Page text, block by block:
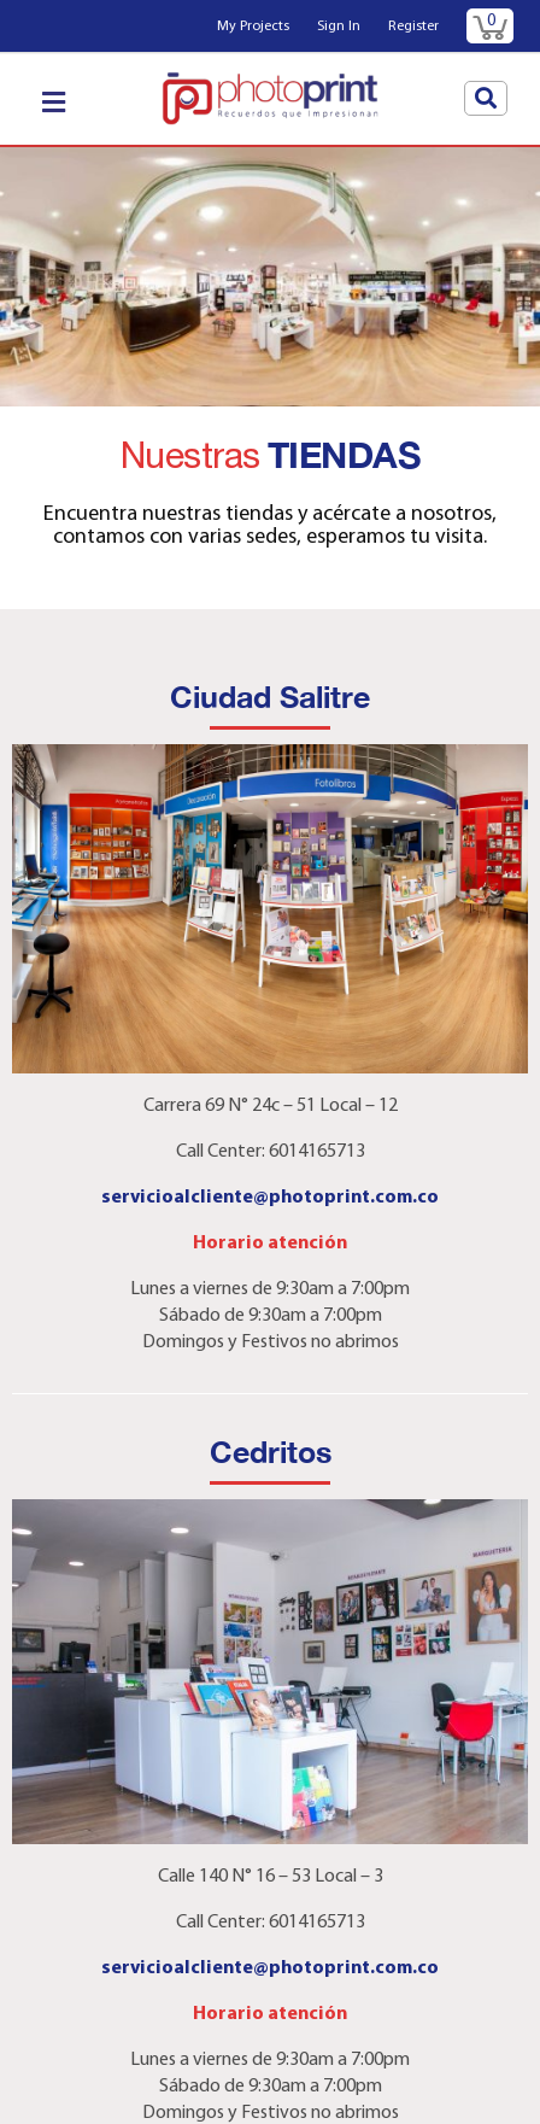
My Projects Sign In Register 0
Nuestras TIENDAS
Encuentra nuestras tiendas y acércate a nosotros,
contamos con varias sedes, esperamos tu visita.
Ciudad Salitre
Carrera 69 N° 24c – 51 Local – 12
Call Center: 6014165713
servicioalcliente@photoprint.com.co
Horario atención
Lunes a viernes de 9:30am a 7:00pm
Sábado de 9:30am a 7:00pm
Domingos y Festivos no abrimos
Cedritos
Calle 140 N° 16 – 53 Local – 3
Call Center: 6014165713
servicioalcliente@photoprint.com.co
Horario atención
Lunes a viernes de 9:30am a 7:00pm
Sábado de 9:30am a 7:00pm
Domingos y Festivos no abrimos